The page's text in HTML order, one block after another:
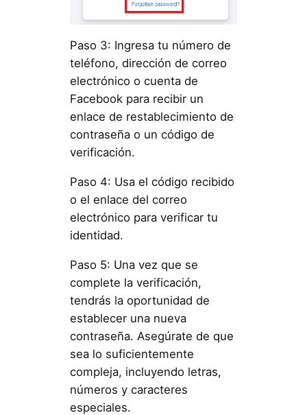
Paso 3: Ingresa tu número de
teléfono, dirección de correo
electrónico o cuenta de
Facebook para recibir un
enlace de restablecimiento de
contraseña o un código de
verificación.
Paso 4: Usa el código recibido
o el enlace del correo
electrónico para verificar tu
identidad.
Paso 5: Una vez que se
complete la verificación,
tendrás la oportunidad de
establecer una nueva
contraseña. Asegúrate de que
sea lo suficientemente
compleja, incluyendo letras,
números y caracteres
especiales.